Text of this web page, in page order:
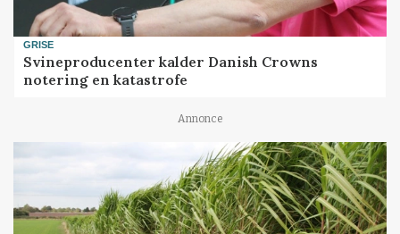
GRISE
Svineproducenter kalder Danish Crowns
notering en katastrofe
Annonce